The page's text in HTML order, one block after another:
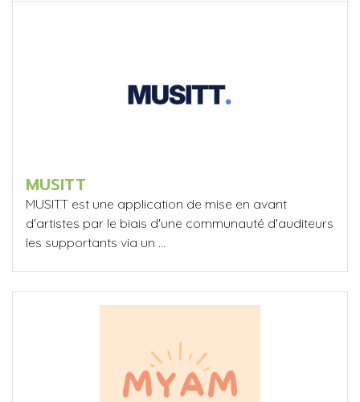
MUSITT
MUSITT est une application de mise en avant
d'artistes par le biais d'une communauté d'auditeurs
les supportants via un ...